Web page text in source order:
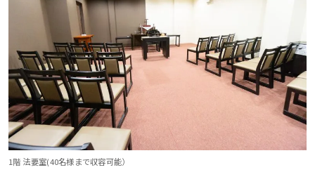
1階 法要室(40名様まで収容可能）